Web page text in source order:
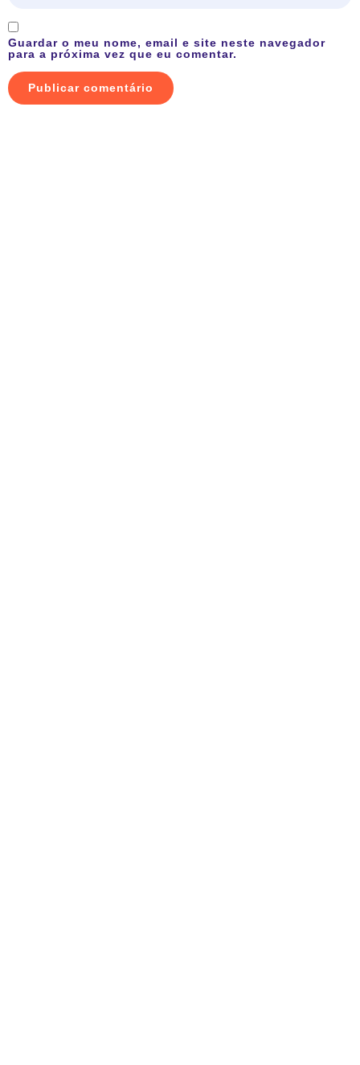
Guardar o meu nome, email e site neste navegador
para a próxima vez que eu comentar.